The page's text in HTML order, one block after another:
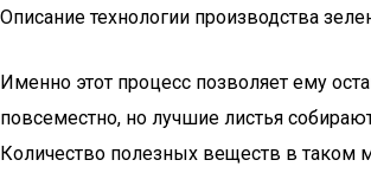
Описание технологии производства
Именно этот процесс позволяет ему
повсеместно, но лучшие листья
Количество полезных веществ в таком